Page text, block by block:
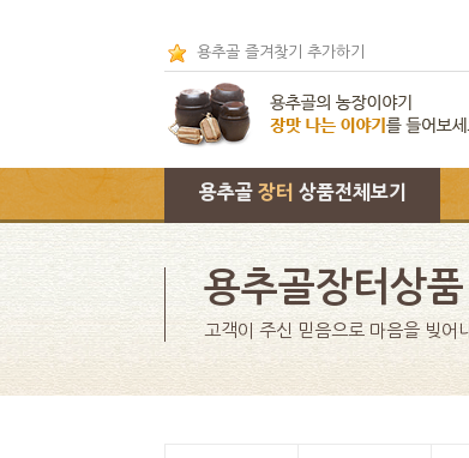
용추골 즐겨찾기 추가하기
용추골 장터 상품전체보기
용추골장터상품
고객이 주신 믿음으로 마음을 빚어